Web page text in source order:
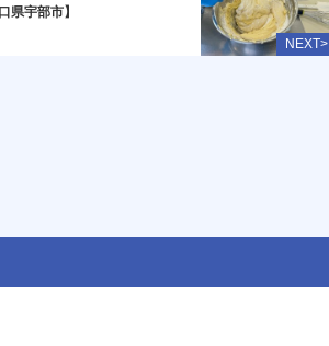
NEXT>
県宇部市】